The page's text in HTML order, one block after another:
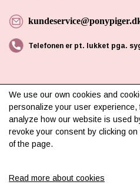
Telefonen er pt. lukket pga.
INFORMATION
Levering & betaling
We use our own cookies and
personalize your user
analyze how our website is used
revoke your consent by clicking
of the page.
Read more about cookies